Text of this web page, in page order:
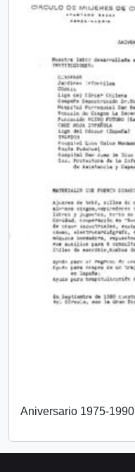
Aniversario 1975-1990